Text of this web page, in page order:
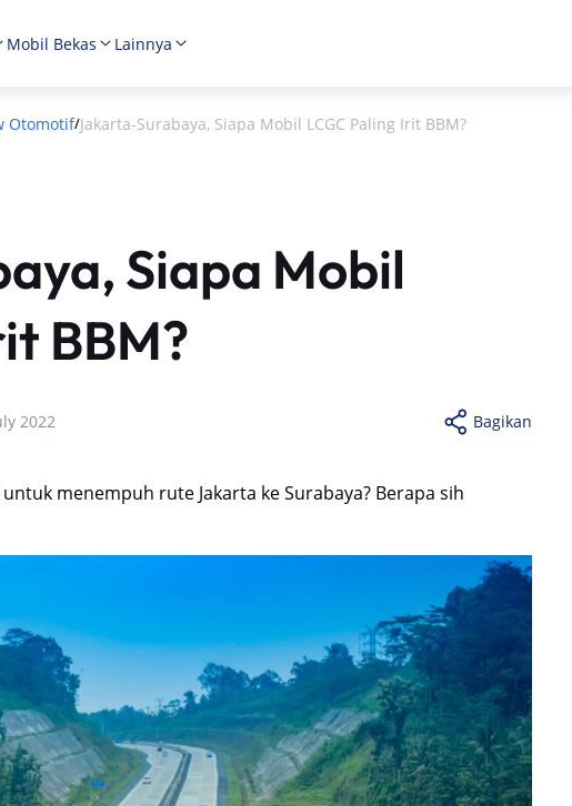
Mobil Bekas Lainnya
Otomotif/Jakarta-Surabaya, Siapa Mobil LCGC Paling Irit BBM?
Siapa Mobil
BBM?
2022 Bagikan
menempuh rute Jakarta ke Surabaya? Berapa sih